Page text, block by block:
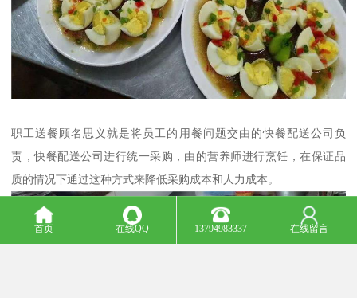
职工送餐顾名思义就是将员工的用餐问题交由的快餐配送公司负
责，快餐配送公司进行统一采购，由的营养师进行烹饪，在保证品
质的情况下通过这种方式来降低采购成本和人力成本。
首页 在线QQ 13794983337 在线留言